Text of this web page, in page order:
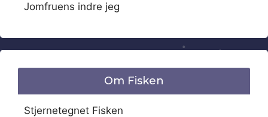
Jomfruens indre jeg
Om Fisken
Stjernetegnet Fisken